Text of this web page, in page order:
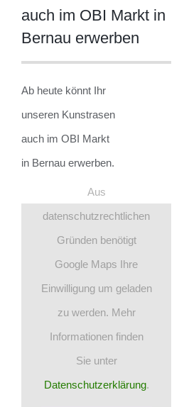
auch im OBI Markt in
Bernau erwerben
Ab heute könnt Ihr
unseren Kunstrasen
auch im OBI Markt
in Bernau erwerben.
Aus
datenschutzrechtlichen
Gründen benötigt
Google Maps Ihre
Einwilligung um geladen
zu werden. Mehr
Informationen finden
Sie unter
Datenschutzerklärung.